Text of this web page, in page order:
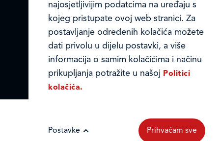
© LEDO plus d.o.o. 2026.
najosjetljivijim podatcima na uređaju s
kojeg pristupate ovoj web stranici. Za
postavljanje određenih kolačića možete
dati privolu u dijelu postavki, a više
informacija o samim kolačićima i načinu
prikupljanja potražite u našoj Politici
kolačića.
Nužni kolačići omogućuju osnovne
funkcionalnosti. Bez ovih kolačića, web-
stranica ne može pravilno funkcionirati,
a isključiti ih možete mijenjanjem
postavki u svome web-pregledniku.
Postavke Prihvaćam sve